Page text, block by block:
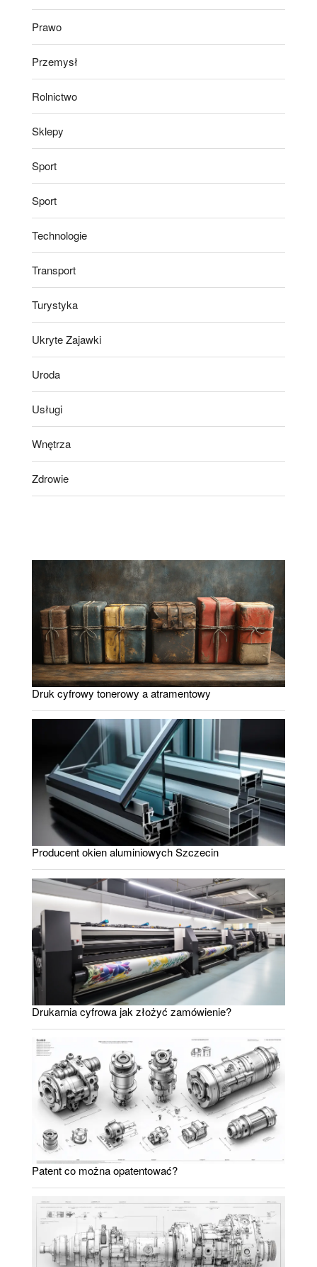
Prawo
Przemysł
Rolnictwo
Sklepy
Sport
Sport
Technologie
Transport
Turystyka
Ukryte Zajawki
Uroda
Usługi
Wnętrza
Zdrowie
Druk cyfrowy tonerowy a atramentowy
Producent okien aluminiowych Szczecin
Drukarnia cyfrowa jak złożyć zamówienie?
Patent co można opatentować?